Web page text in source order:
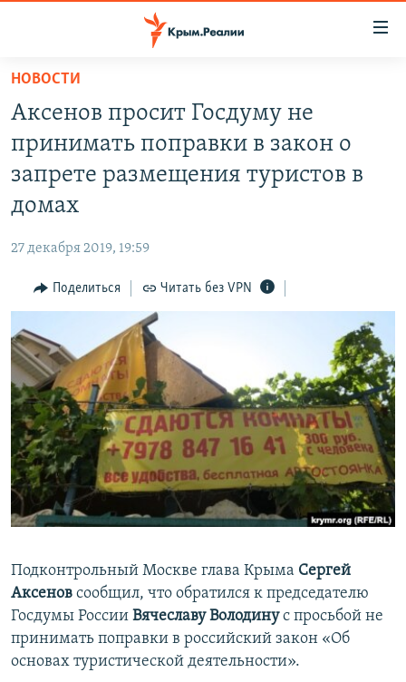
Вернуться
основному
содержанию
Вернутся
главной
Вернутся
поиску
СПЕЦПРОЕКТЫ
ВОДА
ИНТЕРАКТИВ
ИНФОГРАФИКА
ТЕЛЕПРОЕКТ КРЫМ.РЕАЛИИ
СОВЕТЫ ПРАВОЗАЩИТНИКОВ
ПРОПАВШИЕ БЕЗ ВЕСТИ
ПОБЕДИТЕЛЕЙ НЕ СУДЯТ?
КРЫМ.НЕПОКОРЕННЫЙ
ELIFBE
УКРАИНСКАЯ ПРОБЛЕМА КРЫМА
РАДІО СВОБОДА
КАК ОБОЙТИ БЛОКИРОВКУ
Українською
Qırımtatar
ПРИСОЕДИНЯЙТЕСЬ!
НОВОСТИ
Аксенов просит Госдуму не
принимать поправки в закон о
запрете размещения туристов в
домах
27 декабря 2019, 19:59
Поделиться Читать без VPN
Подконтрольный Москве глава Крыма Сергей
Аксенов сообщил, что обратился к председателю
Госдумы России Вячеславу Володинус просьбой не
принимать поправки в российский закон «Об
основах туристической деятельности».